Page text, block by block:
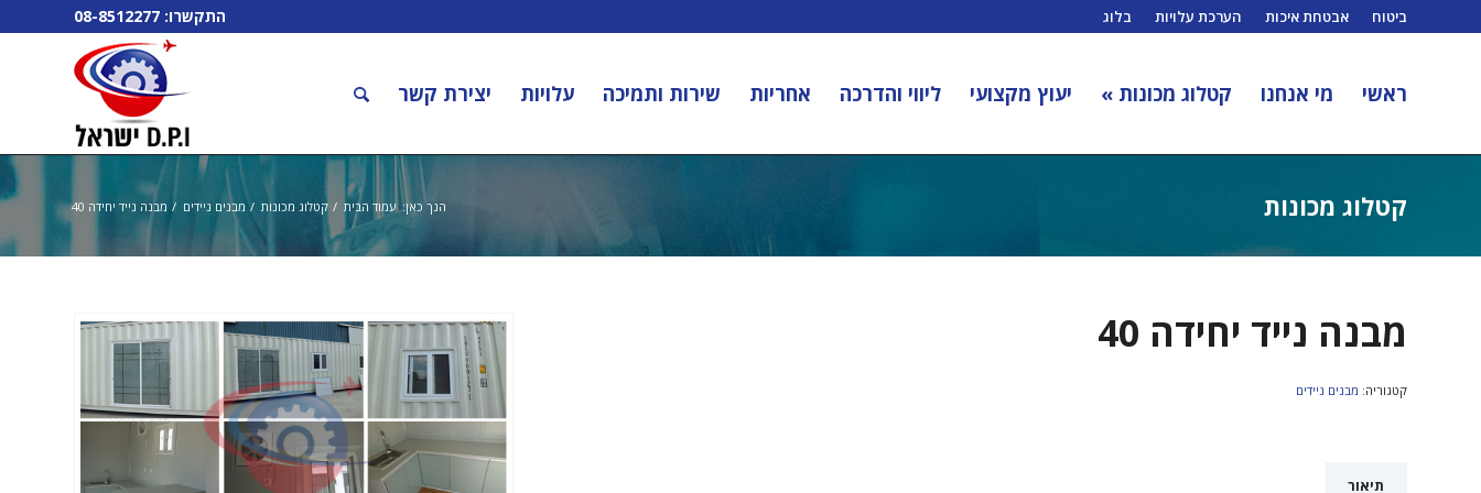
ביטוח אבטחת איכות הערכת עלויות בלוג התקשרו: 08-8512277
ראשי מי אנחנו קטלוג מכונות » יעוץ מקצועי ליווי והדרכה אחריות שירות ותמיכה עלויות יצירת קשר
קטלוג מכונות הנך כאן: עמוד הבית / קטלוג מכונות / מבנים ניידים / מבנה נייד יחידה 40
מבנה נייד יחידה 40
קטגוריה: מבנים ניידים
תיאור